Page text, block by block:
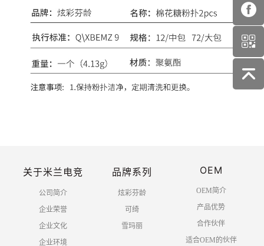
关于米兰电竞
公司简介
企业荣誉
企业文化
企业环境
品牌系列
炫彩芬龄
可绮
雪玛丽
OEM
OEM简介
产品优势
合作伙伴
适合OEM的伙伴